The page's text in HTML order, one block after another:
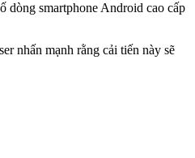
dòng smartphone Android cao cấp
nhấn mạnh rằng cải tiến này sẽ